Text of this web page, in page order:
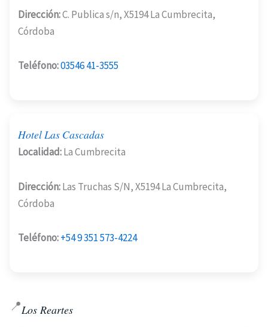
Dirección:C. Publica s/n, X5194 La Cumbrecita,
Córdoba
Teléfono:03546 41-3555
Hotel Las Cascadas
Localidad:La Cumbrecita
Dirección:Las Truchas S/N, X5194 La Cumbrecita,
Córdoba
Teléfono:+54 9 351 573-4224
📍Los Reartes